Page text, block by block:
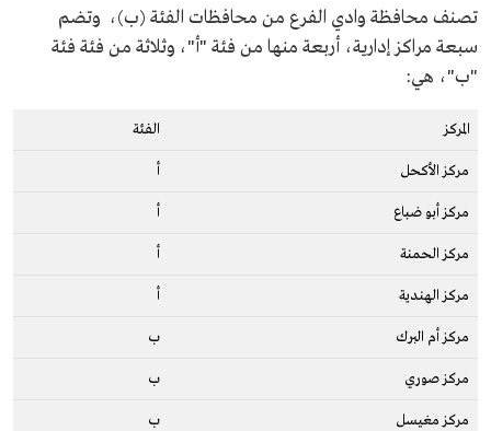
تصنف محافظة وادي الفرع من محافظات الفئة (ب)، وتضم
سبعة مراكز إدارية، أربعة منها من فئة "أ"، وثلاثة من فئة فئة
"ب"، هي:
المركز الفئة
مركز الأكحل أ
مركز أبو ضباع أ
مركز الحمنة أ
مركز الهندية أ
مركز أم البرك ب
مركز صوري ب
مركز مغيسل ب